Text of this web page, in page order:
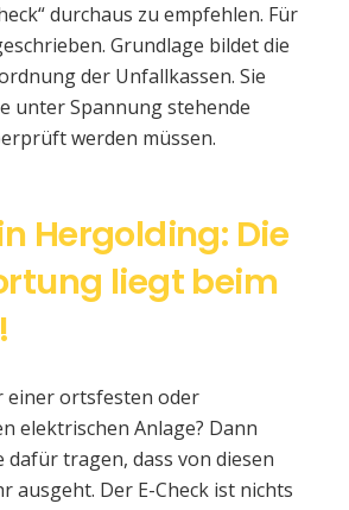
durchaus zu empfehlen. Für
Grundlage bildet die
der Unfallkassen. Sie
unter Spannung stehende
werden müssen.
Hergolding: Die
liegt beim
einer ortsfesten oder
elektrischen Anlage? Dann
dafür tragen, dass von diesen
ausgeht. Der E-Check ist nichts